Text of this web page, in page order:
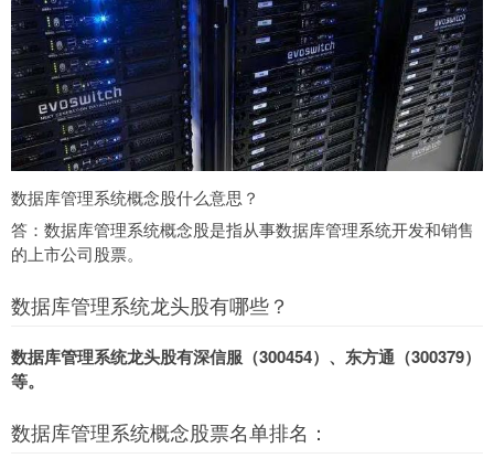
数据库管理系统概念股什么意思？
答：数据库管理系统概念股是指从事数据库管理系统开发和销售
的上市公司股票。
数据库管理系统龙头股有哪些？
数据库管理系统龙头股有深信服（300454）、东方通（300379）
等。
数据库管理系统概念股票名单排名：